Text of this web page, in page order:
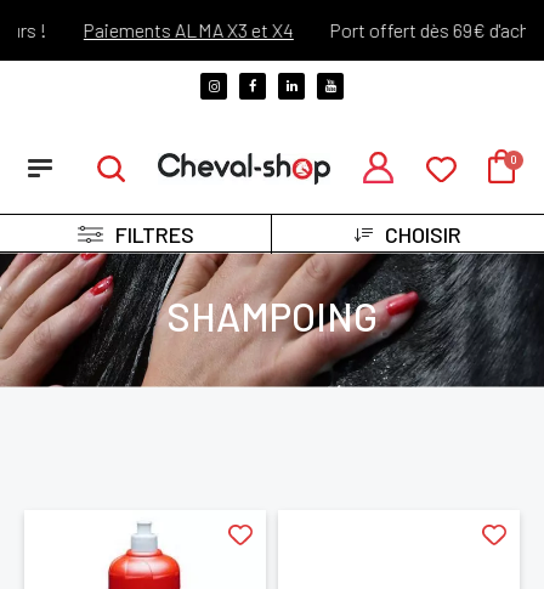
Paiements ALMA X3 et X4 Port offert dès 69€ d'achats !*
FILTRES CHOISIR
SHAMPOING